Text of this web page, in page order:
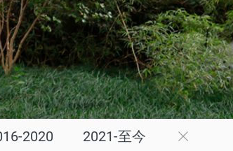
2020 2021-至今